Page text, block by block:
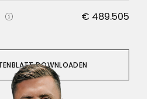
€ 489.505
DOWNLOADEN